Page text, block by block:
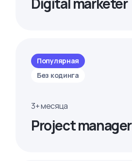
Популярная
Без кодинга
3+ месяца
Project manager